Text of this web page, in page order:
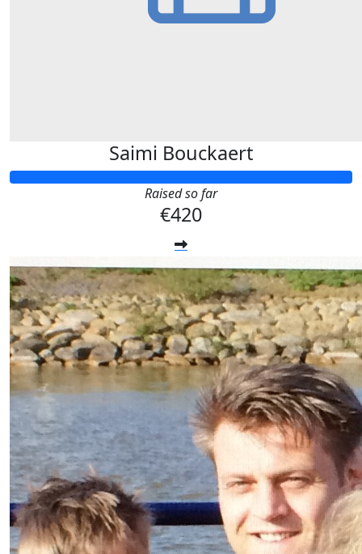
Saimi Bouckaert
Raised so far
€420